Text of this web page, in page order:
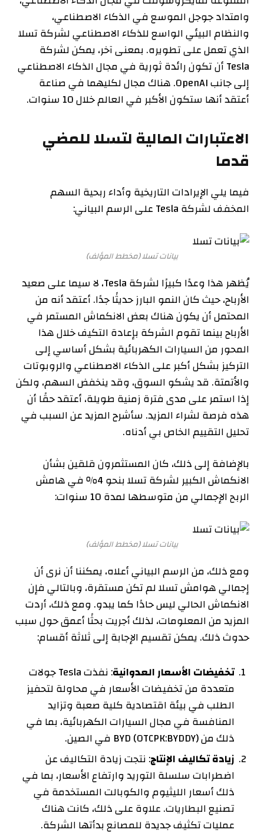
وامتداد جوجل الموسع في الذكاء الاصطناعي،
والنظام البيئي الواسع للذكاء الاصطناعي لشركة تسلا
الذي تعمل على تطويره. بمعنى آخر، يمكن لشركة
Tesla أن تكون رائدة ثورية في مجال الذكاء الاصطناعي
إلى جانب OpenAI. هناك مجال لكليهما في صناعة
أعتقد أنها ستكون الأكبر في العالم خلال 10 سنوات.
الاعتبارات المالية لتسلا للمضي
قدما
فيما يلي الإيرادات التاريخية وأداء ربحية السهم
المخفف لشركة Tesla على الرسم البياني:
بيانات تسلا(مخطط المؤلف)
يُظهر هذا وعدًا كبيرًا لشركة Tesla، لا سيما على صعيد
الأرباح، حيث كان النمو البارز حديثًا جدًا. أعتقد أنه من
المحتمل أن يكون هناك بعض الانكماش المستمر في
الأرباح بينما تقوم الشركة بإعادة التكيف خلال هذا
المحور من السيارات الكهربائية بشكل أساسي إلى
التركيز بشكل أكبر على الذكاء الاصطناعي والروبوتات
والأتمتة. قد يشكو السوق، وقد ينخفض ​​السهم، ولكن
إذا استمر على مدى فترة زمنية طويلة، أعتقد حقًا أن
هذه فرصة لشراء المزيد. سأشرح المزيد عن السبب في
تحليل التقييم الخاص بي أدناه.
بالإضافة إلى ذلك، كان المستثمرون قلقين بشأن
الانكماش الكبير لشركة تسلا بنحو 4٪ في هامش
الربح الإجمالي من متوسطها لمدة 10 سنوات:
بيانات تسلا(مخطط المؤلف)
ومع ذلك، من الرسم البياني أعلاه، يمكننا أن نرى أن
إجمالي هوامش تسلا لم تكن مستقرة، وبالتالي فإن
الانكماش الحالي ليس حادًا كما يبدو. ومع ذلك، أردت
المزيد من المعلومات، لذلك أجريت بحثًا أعمق حول سبب
حدوث ذلك. يمكن تقسيم الإجابة إلى ثلاثة أقسام:
تخفيضات الأسعار العدوانية
: نفذت Tesla جولات
متعددة من تخفيضات الأسعار في محاولة لتحفيز
الطلب في بيئة اقتصادية كلية صعبة وتزايد
المنافسة في مجال السيارات الكهربائية، بما في
ذلك من BYD (OTCPK:BYDDY) في الصين.
زيادة تكاليف الإنتاج: نتجت زيادة التكاليف عن
اضطرابات سلسلة التوريد وارتفاع الأسعار، بما في
ذلك أسعار الليثيوم والكوبالت المستخدمة في
تصنيع البطاريات. علاوة على ذلك، كانت هناك
عمليات تكثيف جديدة للمصانع بدأتها الشركة.